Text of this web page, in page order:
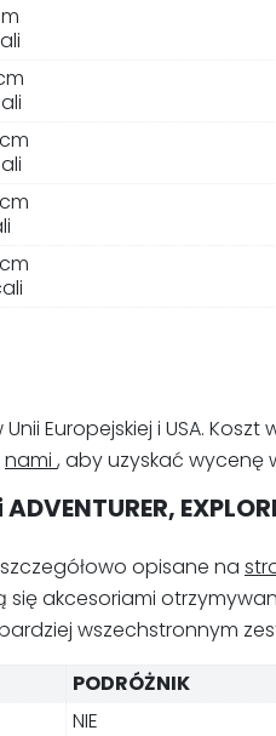
Europejskiej i USA.
nami , aby uzyskać wycenę
opisane na
się akcesoriami
wszechstronnym
PODRÓŻNIK
NIE